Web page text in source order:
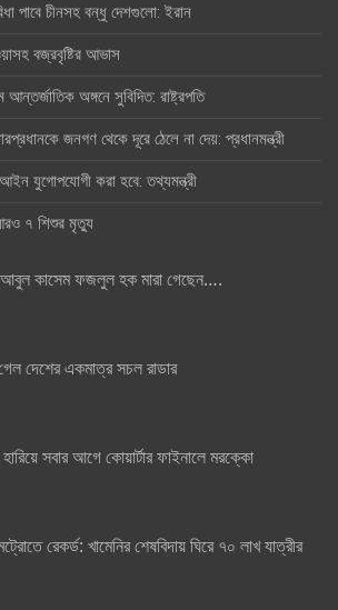
পাবে চীনসহ বন্ধু দেশগুলো: ইরান
বজ্রবৃষ্টির আভাস
আন্তর্জাতিক অঙ্গনে সুবিদিত: রাষ্ট্রপতি
জনগণ থেকে দূরে ঠেলে না দেয়: প্রধানমন্ত্রী
যুগোপযোগী করা হবে: তথ্যমন্ত্রী
৭ শিশুর মৃত্যু
কাসেম ফজলুল হক মারা গেছেন….
দেশের একমাত্র সচল রাডার
সবার আগে কোয়ার্টার ফাইনালে মরক্কো
রেকর্ড: খামেনির শেষবিদায় ঘিরে ৭০ লাখ যাত্রীর